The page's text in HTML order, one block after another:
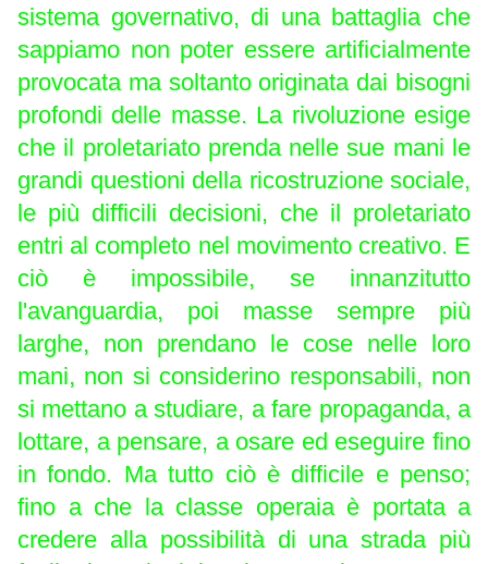
sistema governativo, di una battaglia che
sappiamo non poter essere artificialmente
provocata ma soltanto originata dai bisogni
profondi delle masse. La rivoluzione esige
che il proletariato prenda nelle sue mani le
grandi questioni della ricostruzione sociale,
le più difficili decisioni, che il proletariato
entri al completo nel movimento creativo. E
ciò è impossibile, se innanzitutto
l'avanguardia, poi masse sempre più
larghe, non prendano le cose nelle loro
mani, non si considerino responsabili, non
si mettano a studiare, a fare propaganda, a
lottare, a pensare, a osare ed eseguire fino
in fondo. Ma tutto ciò è difficile e penso;
fino a che la classe operaia è portata a
credere alla possibilità di una strada più